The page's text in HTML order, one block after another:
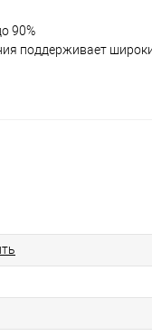
90%
поддерживает